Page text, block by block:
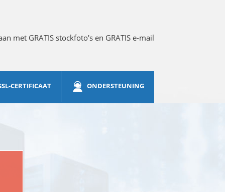
met GRATIS stockfoto's en GRATIS e-mail
CERTIFICAAT ONDERSTEUNING